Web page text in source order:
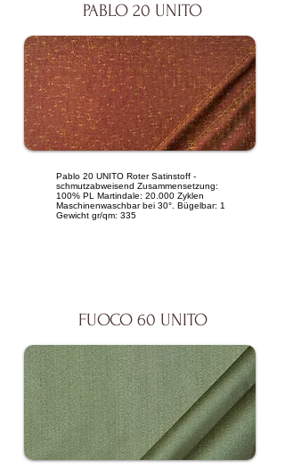
PABLO 20 UNITO
Pablo 20 UNITO Roter Satinstoff -
schmutzabweisend Zusammensetzung:
100% PL Martindale: 20.000 Zyklen
Maschinenwaschbar bei 30°. Bügelbar: 1
Gewicht gr/qm: 335
FUOCO 60 UNITO